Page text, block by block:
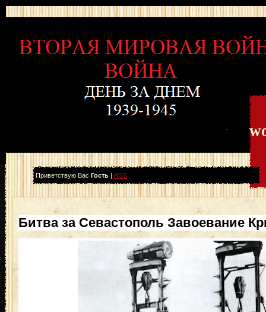
Приветствую Вас Гость | RSS
Битва за Севастополь Завоевание